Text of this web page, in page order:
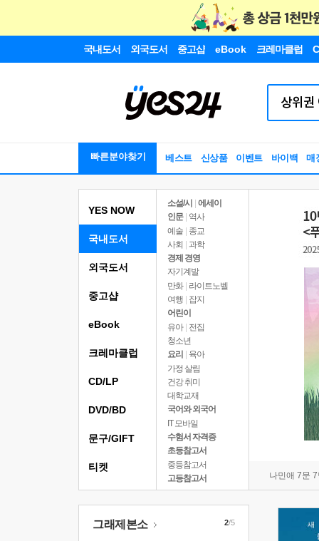
국내도서 외국도서 중고샵 eBook 크레마클럽
빠른분야찾기 베스트 신상품 이벤트 바이백 매
YES NOW
국내도서
소설/시
에세이
인문
역사
예술 | 종교
사회 | 과학
경제 경영
자기계발
만화 | 라이트노벨
여행
잡지
어린이
유아 | 전집
청소년
요리
육아
가정 살림
건강 취미
대학교재
국어와 외국어
IT 모바일
수험서 자격증
초등참고서
중등참고서
고등참고서
나민애 7문
외국도서
중고샵
eBook
크레마클럽
CD/LP
DVD/BD
문구/GIFT
티켓
그래제본소 2/5